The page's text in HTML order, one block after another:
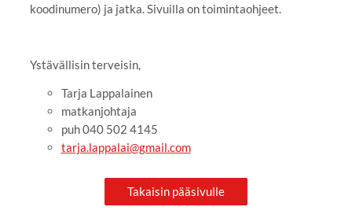
koodinumero) ja jatka. Sivuilla on toimintaohjeet.
Ystävällisin terveisin,
Tarja Lappalainen
matkanjohtaja
puh 040 502 4145
tarja.lappalai@gmail.com
Takaisin pääsivulle